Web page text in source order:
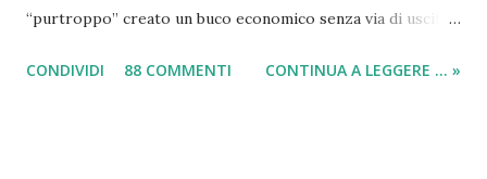
“purtroppo” creato un buco economico senza via di uscita
ancora da varie compagnie in Italia. Nella seguente guida,
CONDIVIDI 88 COMMENTI CONTINUA A LEGGERE ... »